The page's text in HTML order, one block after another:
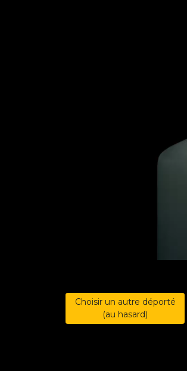
Choisir un autre déporté
(au hasard)